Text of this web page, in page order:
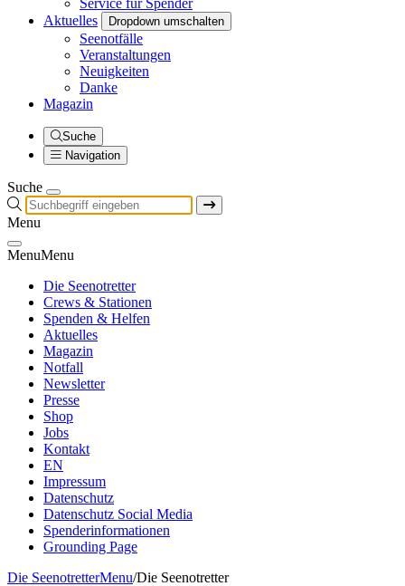
Aktuelles
Dropdown umschalten
Seenotfälle
Veranstaltungen
Neuigkeiten
Danke
Magazin
Suche
Navigation
Suche
Menu
MenuMenu
Die Seenotretter
Crews & Stationen
Spenden & Helfen
Aktuelles
Magazin
Notfall
Newsletter
Presse
Shop
Jobs
Kontakt
EN
Impressum
Datenschutz
Datenschutz Social Media
Spenderinformationen
Grounding Page
Die SeenotretterMenu/Die Seenotretter